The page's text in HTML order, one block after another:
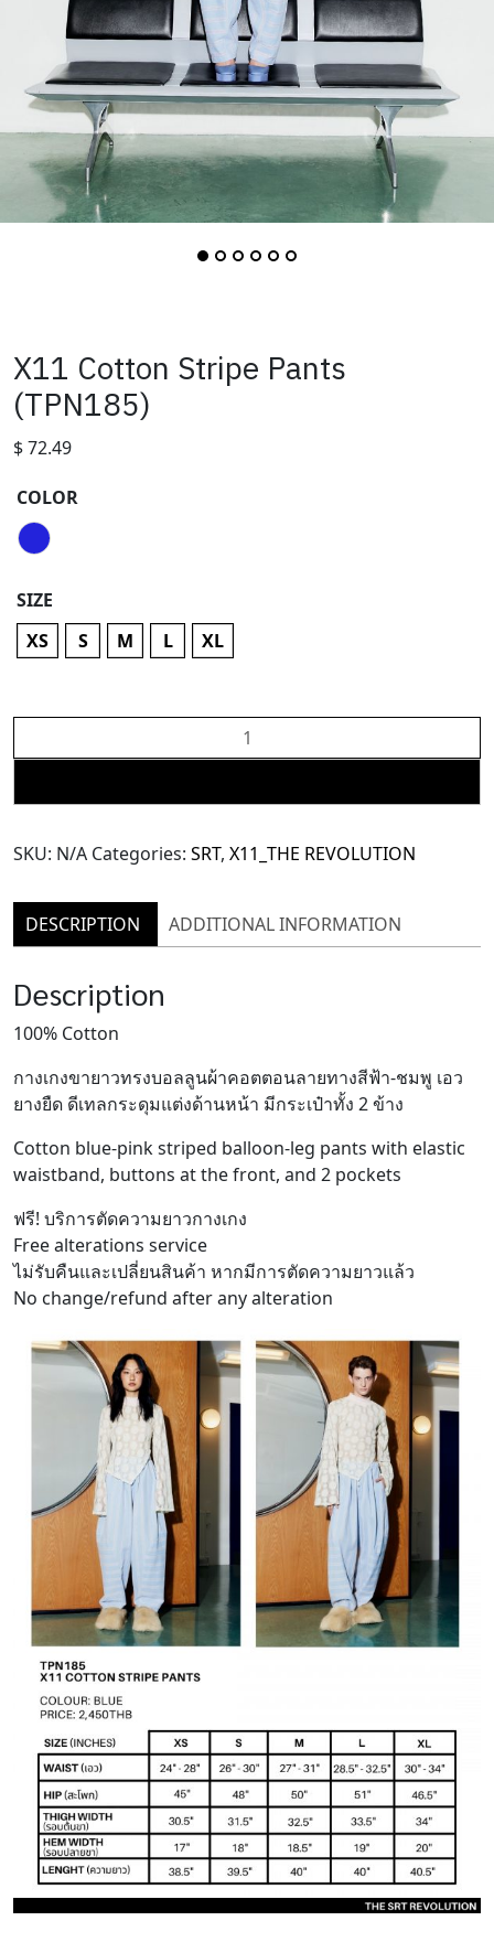
X11 Cotton Stripe Pants
(TPN185)
$72.49
COLOR
SIZE
XS
S M L XL
Cotton
Pants
quantity
SKU: N/A Categories: SRT, X11_THE REVOLUTION
DESCRIPTION ADDITIONAL INFORMATION
Description
100% Cotton
กางเกงขายาวทรงบอลลูนผ้าคอตตอนลายทางสีฟ้า-ชมพู เอว
ยางยืด ดีเทลกระดุมแต่งด้านหน้า มีกระเป๋าทั้ง 2 ข้าง
Cotton blue-pink striped balloon-leg pants with elastic
waistband, buttons at the front, and 2 pockets
ฟรี! บริการตัดความยาวกางเกง
Free alterations service
ไม่รับคืนและเปลี่ยนสินค้า หากมีการตัดความยาวแล้ว
No change/refund after any alteration